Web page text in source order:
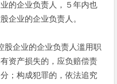
的企业负责人，５年内也
企业的企业负责人。
企业的企业负责人滥用职
资产损失的，应负赔偿责
；构成犯罪的，依法追究